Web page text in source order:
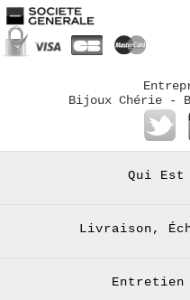
Bijoux Chérie -
Qui Est
Livraison,
Entretien